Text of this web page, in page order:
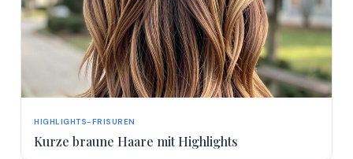
HIGHLIGHTS-FRISUREN
Kurze braune Haare mit Highlights